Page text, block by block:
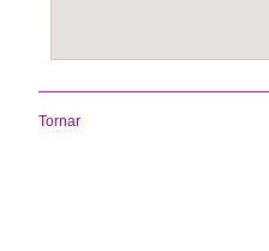
Tornar